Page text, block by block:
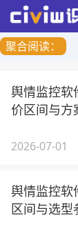
聚合阅读：
舆情监控软
价区间与方
2026-07-01
舆情监控软
区间与选型